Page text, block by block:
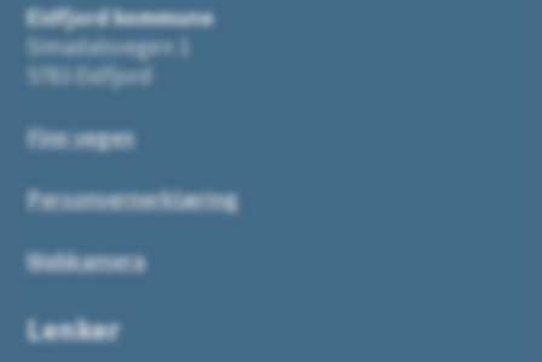
Eidfjord kommune
Simadalsvegen 1
5783 Eidfjord
Finn vegen
Personvernerklæring
Webkamera
Lenker